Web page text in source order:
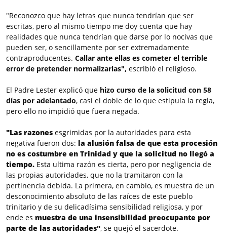
"Reconozco que hay letras que nunca tendrían que ser
escritas, pero al mismo tiempo me doy cuenta que hay
realidades que nunca tendrían que darse por lo nocivas que
pueden ser, o sencillamente por ser extremadamente
contraproducentes. Callar ante ellas es cometer el terrible
error de pretender normalizarlas", escribió el religioso.
El Padre Lester explicó que hizo curso de la solicitud con 58
días por adelantado, casi el doble de lo que estipula la regla,
pero ello no impidió que fuera negada.
"Las razones esgrimidas por la autoridades para esta
negativa fueron dos: la alusión falsa de que esta procesión
no es costumbre en Trinidad y que la solicitud no llegó a
tiempo. Esta ultima razón es cierta, pero por negligencia de
las propias autoridades, que no la tramitaron con la
pertinencia debida. La primera, en cambio, es muestra de un
desconocimiento absoluto de las raíces de este pueblo
trinitario y de su delicadísima sensibilidad religiosa, y por
ende es muestra de una insensibilidad preocupante por
parte de las autoridades", se quejó el sacerdote.